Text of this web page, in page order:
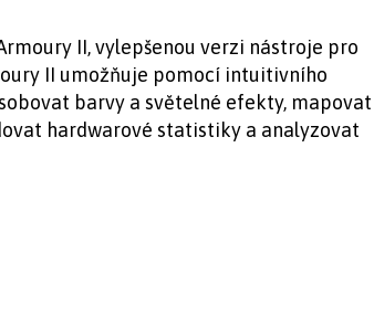
II, vylepšenou verzi nástroje pro
II umožňuje pomocí intuitivního
barvy a světelné efekty, mapovat
hardwarové statistiky a analyzovat